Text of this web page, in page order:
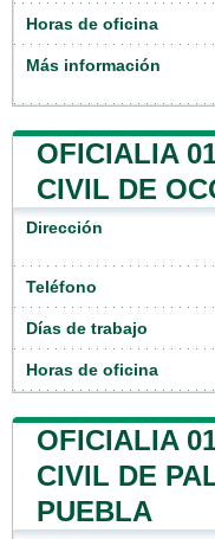
Horas de oficina
Más información
OFICIALIA
CIVIL DE
Dirección
Teléfono
Días de trabajo
Horas de oficina
OFICIALIA
CIVIL DE
PUEBLA